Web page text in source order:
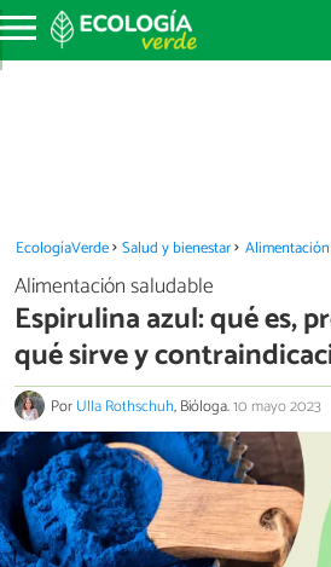
EcologíaVerde Salud y bienestar
Alimentación saludable
Espirulina azul: qué es,
qué sirve y
PorUlla Rothschuh, Bióloga.10 mayo 2023